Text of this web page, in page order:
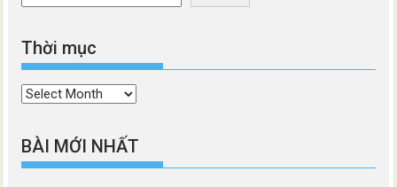
Thời mục
Thời
BÀI MỚI NHẤT